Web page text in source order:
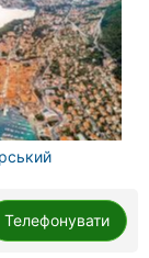
Телефонувати